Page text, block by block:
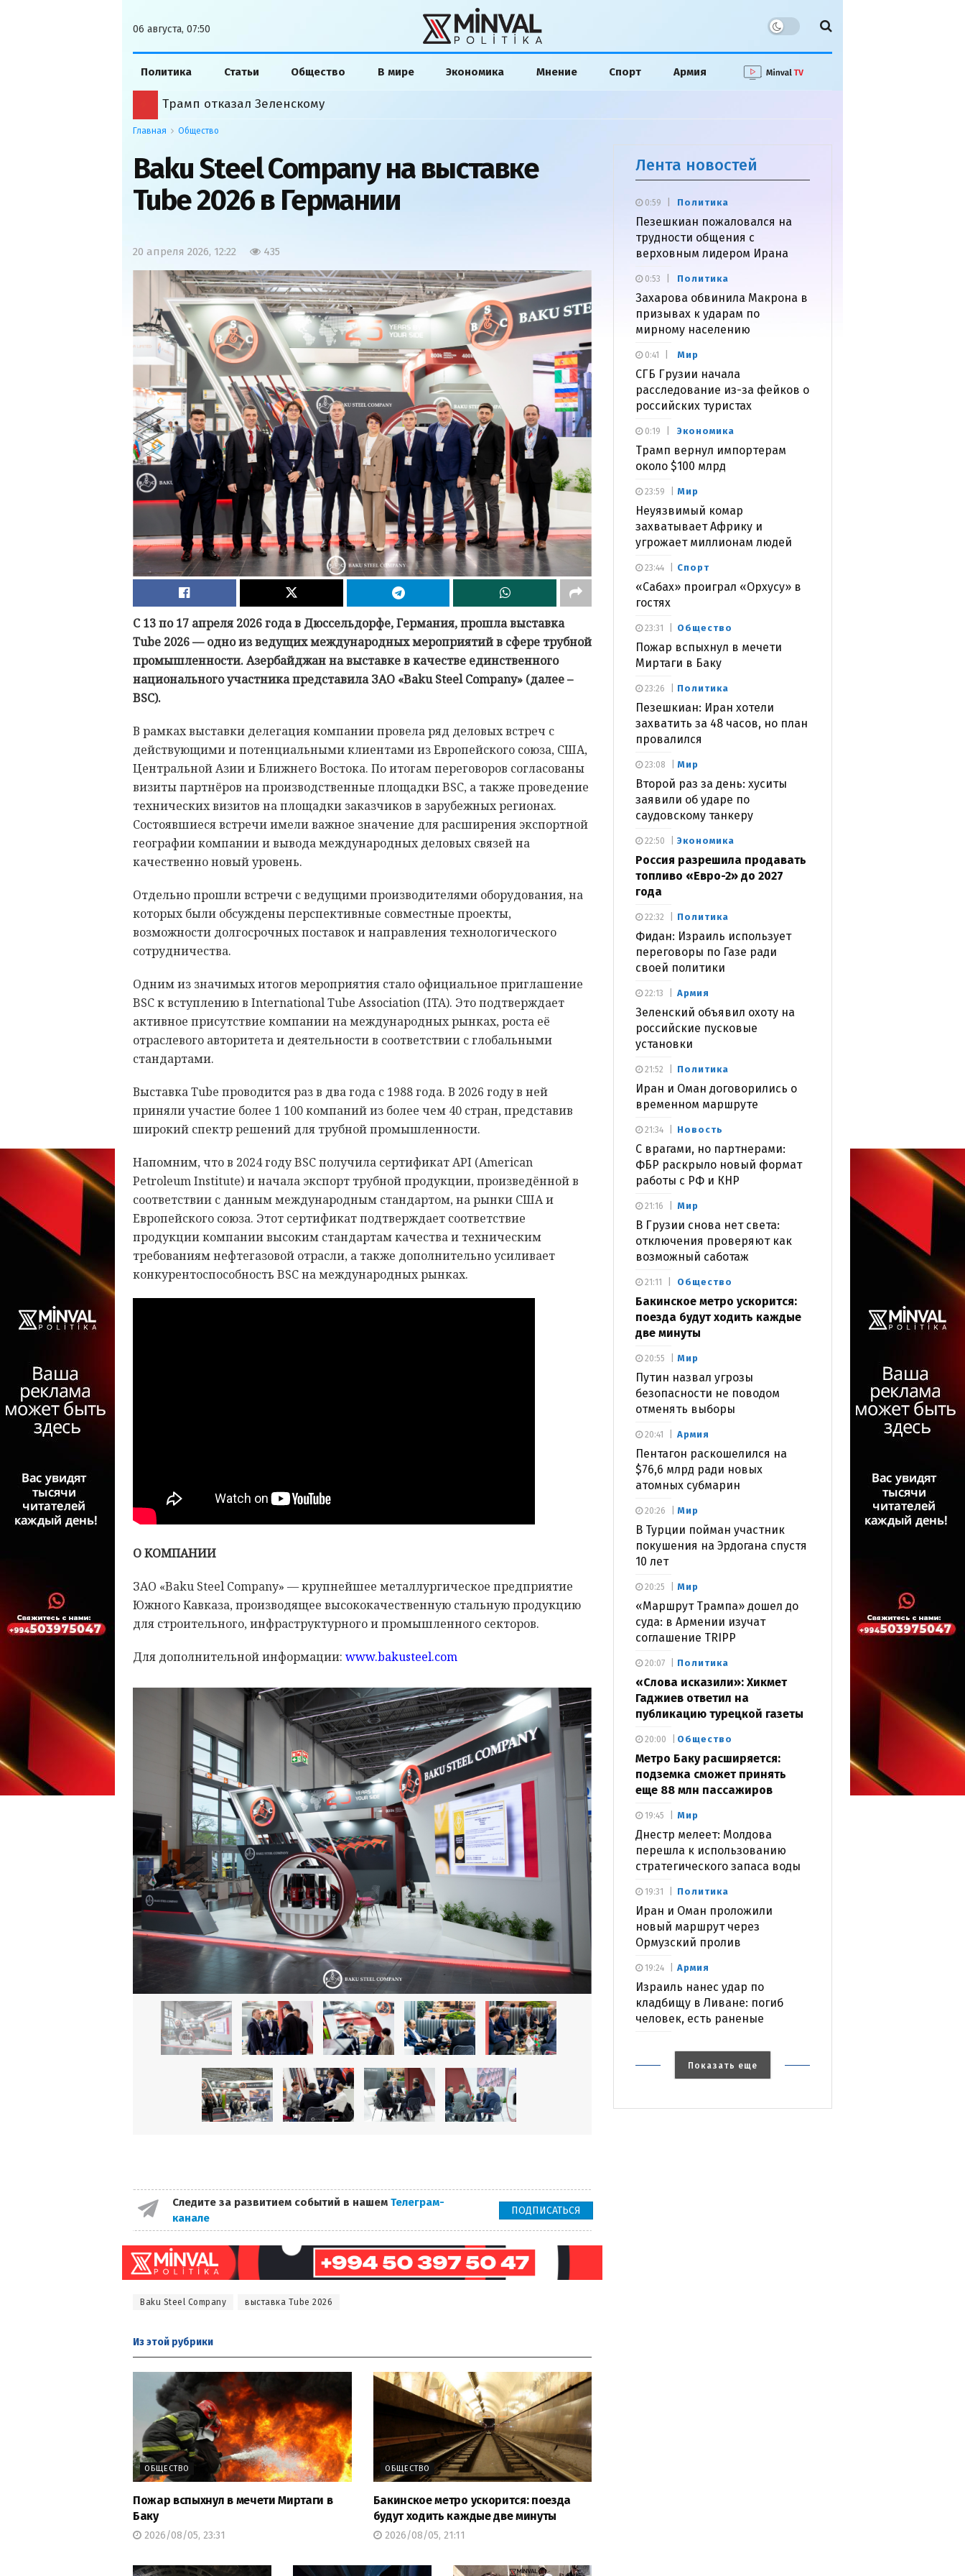
06 августа, 07:50
Политика Статьи Общество В мире Экономика Мнение Спорт Армия
Трамп отказал Зеленскому
Главная Общество
Baku Steel Company на выставке
Tube 2026 в Германии
20 апреля 2026, 12:22 435
С 13 по 17 апреля 2026 года в Дюссельдорфе, Германия, прошла выставка
Tube 2026 — одно из ведущих международных мероприятий в сфере трубной
промышленности. Азербайджан на выставке в качестве единственного
национального участника представила ЗАО «Baku Steel Company» (далее –
BSC).
В рамках выставки делегация компании провела ряд деловых встреч с
действующими и потенциальными клиентами из Европейского союза, США,
Центральной Азии и Ближнего Востока. По итогам переговоров согласованы
визиты партнёров на производственные площадки BSC, а также проведение
технических визитов на площадки заказчиков в зарубежных регионах.
Состоявшиеся встречи имели важное значение для расширения экспортной
географии компании и вывода международных деловых связей на
качественно новый уровень.
Отдельно прошли встречи с ведущими производителями оборудования, на
которых были обсуждены перспективные совместные проекты,
возможности долгосрочных поставок и направления технологического
сотрудничества.
Одним из значимых итогов мероприятия стало официальное приглашение
BSC к вступлению в International Tube Association (ITA). Это подтверждает
активное присутствие компании на международных рынках, роста её
отраслевого авторитета и деятельности в соответствии с глобальными
стандартами.
Выставка Tube проводится раз в два года с 1988 года. В 2026 году в ней
приняли участие более 1 100 компаний из более чем 40 стран, представив
широкий спектр решений для трубной промышленности.
Напомним, что в 2024 году BSC получила сертификат API (American
Petroleum Institute) и начала экспорт трубной продукции, произведённой в
соответствии с данным международным стандартом, на рынки США и
Европейского союза. Этот сертификат подтверждает соответствие
продукции компании высоким стандартам качества и техническим
требованиям нефтегазовой отрасли, а также дополнительно усиливает
конкурентоспособность BSC на международных рынках.
О КОМПАНИИ
ЗАО «Baku Steel Company» — крупнейшее металлургическое предприятие
Южного Кавказа, производящее высококачественную стальную продукцию
для строительного, инфраструктурного и промышленного секторов.
Для дополнительной информации: www.bakusteel.com
Следите за развитием событий в нашем Телеграм-
канале
ПОДПИСАТЬСЯ
Baku Steel Company выставка Tube 2026
Из этой рубрики
ОБЩЕСТВО
Пожар вспыхнул в мечети Миртаги в
Баку
2026/08/05, 23:31
ОБЩЕСТВО
Бакинское метро ускорится: поезда
будут ходить каждые две минуты
2026/08/05, 21:11
Лента новостей
Политика
Пезешкиан пожаловался на
трудности общения с
верховным лидером Ирана
0:59
Политика
Захарова обвинила Макрона в
призывах к ударам по
мирному населению
0:53
Мир
СГБ Грузии начала
расследование из-за фейков о
российских туристах
0:41
Экономика
Трамп вернул импортерам
около $100 млрд
0:19
Мир
Неуязвимый комар
захватывает Африку и
угрожает миллионам людей
23:59
Спорт
«Сабах» проиграл «Орхусу» в
гостях
23:44
Общество
Пожар вспыхнул в мечети
Миртаги в Баку
23:31
Политика
Пезешкиан: Иран хотели
захватить за 48 часов, но план
провалился
23:26
Мир
Второй раз за день: хуситы
заявили об ударе по
саудовскому танкеру
23:08
Экономика
Россия разрешила продавать
топливо «Евро-2» до 2027
года
22:50
Политика
Фидан: Израиль использует
переговоры по Газе ради
своей политики
22:32
Армия
Зеленский объявил охоту на
российские пусковые
установки
22:13
Политика
Иран и Оман договорились о
временном маршруте
21:52
Новость
С врагами, но партнерами:
ФБР раскрыло новый формат
работы с РФ и КНР
21:34
Мир
В Грузии снова нет света:
отключения проверяют как
возможный саботаж
21:16
Общество
Бакинское метро ускорится:
поезда будут ходить каждые
две минуты
21:11
Мир
Путин назвал угрозы
безопасности не поводом
отменять выборы
20:55
Армия
Пентагон раскошелился на
$76,6 млрд ради новых
атомных субмарин
20:41
Мир
В Турции пойман участник
покушения на Эрдогана спустя
10 лет
20:26
Мир
«Маршрут Трампа» дошел до
суда: в Армении изучат
соглашение TRIPP
20:25
Политика
«Слова исказили»: Хикмет
Гаджиев ответил на
публикацию турецкой газеты
20:07
Общество
Метро Баку расширяется:
подземка сможет принять
еще 88 млн пассажиров
20:00
Мир
Днестр мелеет: Молдова
перешла к использованию
стратегического запаса воды
19:45
Политика
Иран и Оман проложили
новый маршрут через
Ормузский пролив
19:31
Армия
Израиль нанес удар по
кладбищу в Ливане: погиб
человек, есть раненые
19:24
Показать еще